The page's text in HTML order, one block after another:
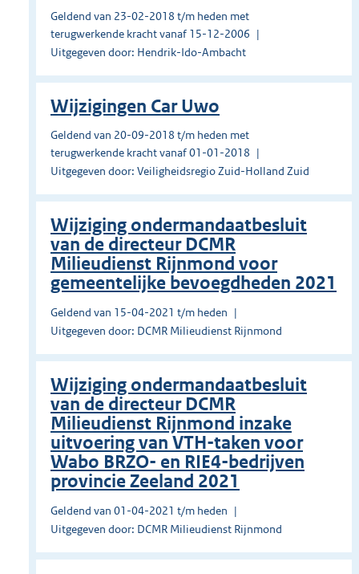
Geldend van 23-02-2018 t/m heden met
terugwerkende kracht vanaf 15-12-2006
Uitgegeven door: Hendrik-Ido-Ambacht
Wijzigingen Car Uwo
Geldend van 20-09-2018 t/m heden met
terugwerkende kracht vanaf 01-01-2018
Uitgegeven door: Veiligheidsregio Zuid-Holland Zuid
Wijziging ondermandaatbesluit
van de directeur DCMR
Milieudienst Rijnmond voor
gemeentelijke bevoegdheden 2021
Geldend van 15-04-2021 t/m heden
Uitgegeven door: DCMR Milieudienst Rijnmond
Wijziging ondermandaatbesluit
van de directeur DCMR
Milieudienst Rijnmond inzake
uitvoering van VTH-taken voor
Wabo BRZO- en RIE4-bedrijven
provincie Zeeland 2021
Geldend van 01-04-2021 t/m heden
Uitgegeven door: DCMR Milieudienst Rijnmond